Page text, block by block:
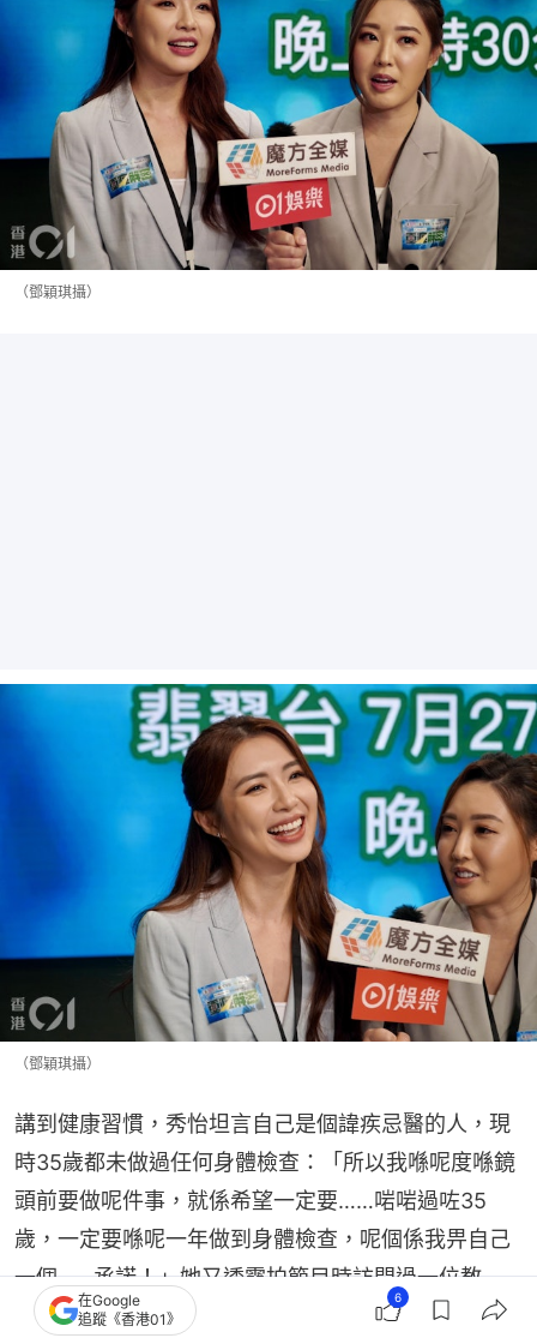
（鄧穎琪攝）
（鄧穎琪攝）
講到健康習慣，秀怡坦言自己是個諱疾忌醫的人，現
時35歲都未做過任何身體檢查：「所以我喺呢度喺鏡
頭前要做呢件事，就係希望一定要……啱啱過咗35
歲，一定要喺呢一年做到身體檢查，呢個係我畀自己
一個……承諾！」她又透露拍節目時訪問過一位教
授，對方完全不吃午餐肉、腸仔、火腿：「佢話真係
在Google
追蹤《香港01》
6